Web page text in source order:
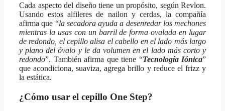
Cada aspecto del diseño tiene un propósito, según Revlon.
Usando estos alfileres de nailon y cerdas, la compañía
afirma que “la secadora ayuda a desenredar los mechones
mientras la usas con un barril de forma ovalada en lugar
de redondo, el cepillo alisa el cabello en el lado más largo
y plano del óvalo y le da volumen en el lado más corto y
redondo”. También afirma que tiene “Tecnología Iónica”
que acondiciona, suaviza, agrega brillo y reduce el frizz y
la estática.
¿Cómo usar el cepillo One Step?